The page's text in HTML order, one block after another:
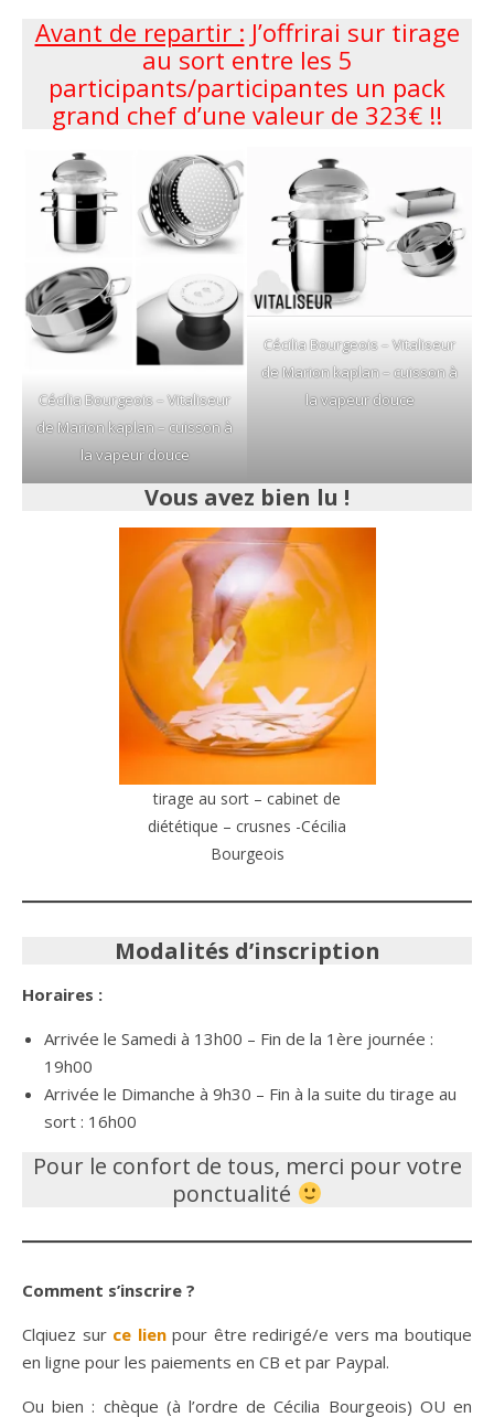
Avant de repartir : J’offrirai sur tirage
au sort entre les 5
participants/participantes un pack
grand chef d’une valeur de 323€ !!
Cécilia Bourgeois – Vitaliseur
de Marion kaplan – cuisson à
la vapeur douce
Cécilia Bourgeois – Vitaliseur
de Marion kaplan – cuisson à
la vapeur douce
Vous avez bien lu !
tirage au sort – cabinet de
diététique – crusnes -Cécilia
Bourgeois
Modalités d’inscription
Horaires :
Arrivée le Samedi à 13h00 – Fin de la 1ère journée :
19h00
Arrivée le Dimanche à 9h30 – Fin à la suite du tirage au
sort : 16h00
Pour le confort de tous, merci pour votre
ponctualité
Comment s’inscrire ?
Clqiuez sur ce lienpour être redirigé/e vers ma boutique
en ligne pour les paiements en CB et par Paypal.
Ou bien : chèque (à l’ordre de Cécilia Bourgeois) OU en